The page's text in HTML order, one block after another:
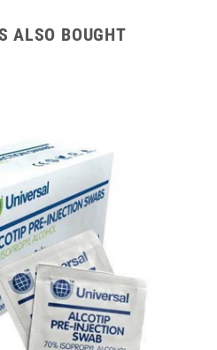
ALSO BOUGHT